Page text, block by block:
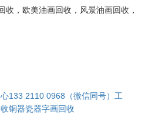
收，欧美油画回收，风景油画回收，
133 2110 0968（微信同号）工
铜器瓷器字画回收